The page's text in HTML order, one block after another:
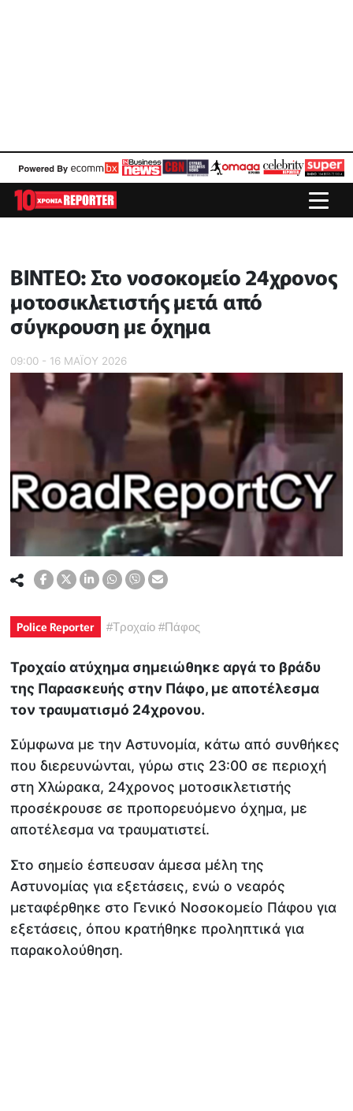
ΒΙΝΤΕΟ: Στο νοσοκομείο 24χρονος
μοτοσικλετιστής μετά από
σύγκρουση με όχημα
09:00 - 16 ΜΑΪ́ΟΥ 2026
Police Reporter #Τροχαίο #Πάφος
Τροχαίο ατύχημα σημειώθηκε αργά το βράδυ
της Παρασκευής στην Πάφο, με αποτέλεσμα
τον τραυματισμό 24χρονου.
Σύμφωνα με την Αστυνομία, κάτω από συνθήκες
που διερευνώνται, γύρω στις 23:00 σε περιοχή
στη Χλώρακα, 24χρονος μοτοσικλετιστής
προσέκρουσε σε προπορευόμενο όχημα, με
αποτέλεσμα να τραυματιστεί.
Στο σημείο έσπευσαν άμεσα μέλη της
Αστυνομίας για εξετάσεις, ενώ ο νεαρός
μεταφέρθηκε στο Γενικό Νοσοκομείο Πάφου για
εξετάσεις, όπου κρατήθηκε προληπτικά για
παρακολούθηση.